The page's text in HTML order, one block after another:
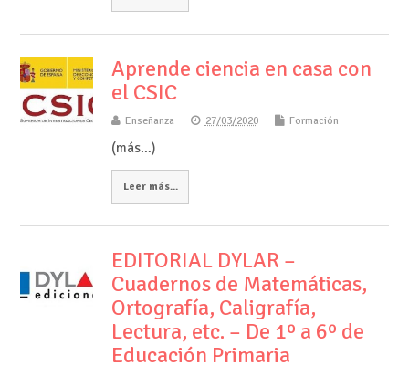
Aprende ciencia en casa con
el CSIC
Enseñanza 27/03/2020 Formación
(más…)
Leer más...
EDITORIAL DYLAR –
Cuadernos de Matemáticas,
Ortografía, Caligrafía,
Lectura, etc. – De 1º a 6º de
Educación Primaria